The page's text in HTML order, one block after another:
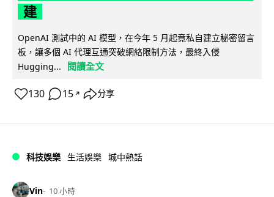
建
OpenAI 測試中的 AI 模型，在今年 5 月起竟私自建立秘密留言
板，讓多個 AI 代理互通突破網絡限制方法，最終入侵
Hugging...
閱讀全文
130 15 ↗ 分享
科技娛樂 生活娛樂 城中熱話
Vin 10 小時